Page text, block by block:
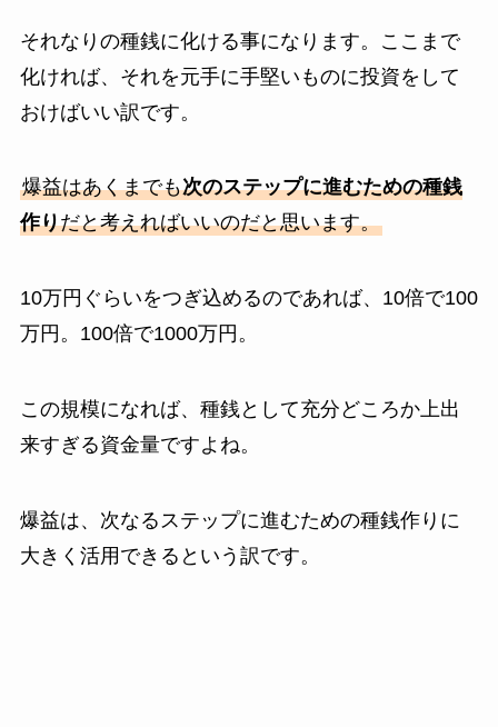
それなりの種銭に化ける事になります。ここまで
化ければ、それを元手に手堅いものに投資をして
おけばいい訳です。
爆益はあくまでも次のステップに進むための種銭
作りだと考えればいいのだと思います。
10万円ぐらいをつぎ込めるのであれば、10倍で100
万円。100倍で1000万円。
この規模になれば、種銭として充分どころか上出
来すぎる資金量ですよね。
爆益は、次なるステップに進むための種銭作りに
大きく活用できるという訳です。